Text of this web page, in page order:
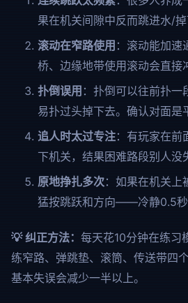
果在机关间隙中反而跳进水/掉
滚动在窄路使用 ：滚动能加速
桥、边缘地带使用滚动会直接
扑倒误用 ：扑倒可以往前扑一
易扑过头掉下去。确认对面是
追人时太过专注：有玩家在前
下机关，结果困难路段别人没
原地挣扎多次：如果在机关上
猛按跳跃和方向——冷静0.5秒
💡 纠正方法： 每天花10分钟在练习
练窄路、弹跳垫、滚筒、传送带四
基本失误会减少一半以上。